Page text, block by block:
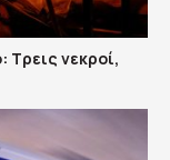
Τρεις νεκροί,